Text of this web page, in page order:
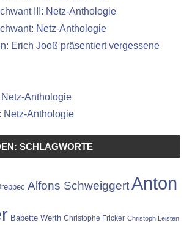
III: Netz-Anthologie
Netz-Anthologie
Erich Jooß präsentiert vergessene
Anthologie
Netz-Anthologie
SCHLAGWORTE
Alfons SchweiggertAnton
Babette Werth Christophe Fricker Christoph Leisten